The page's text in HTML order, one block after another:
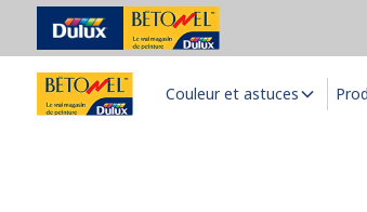
Couleur et astuces